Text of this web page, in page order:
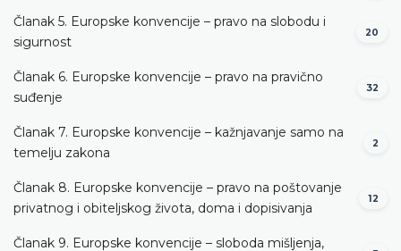
Članak 5. Europske konvencije – pravo na slobodu i
sigurnost
20
Članak 6. Europske konvencije – pravo na pravično
suđenje
32
Članak 7. Europske konvencije – kažnjavanje samo na
temelju zakona
2
Članak 8. Europske konvencije – pravo na poštovanje
privatnog i obiteljskog života, doma i dopisivanja
12
Članak 9. Europske konvencije – sloboda mišljenja,